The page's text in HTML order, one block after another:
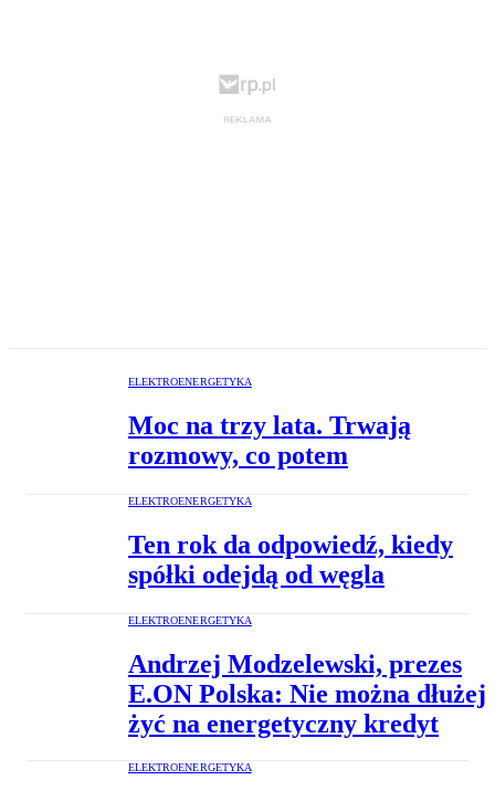
ELEKTROENERGETYKA
Moc na trzy lata. Trwają
rozmowy, co potem
ELEKTROENERGETYKA
Ten rok da odpowiedź, kiedy
spółki odejdą od węgla
ELEKTROENERGETYKA
Andrzej Modzelewski, prezes
E.ON Polska: Nie można dłużej
żyć na energetyczny kredyt
ELEKTROENERGETYKA